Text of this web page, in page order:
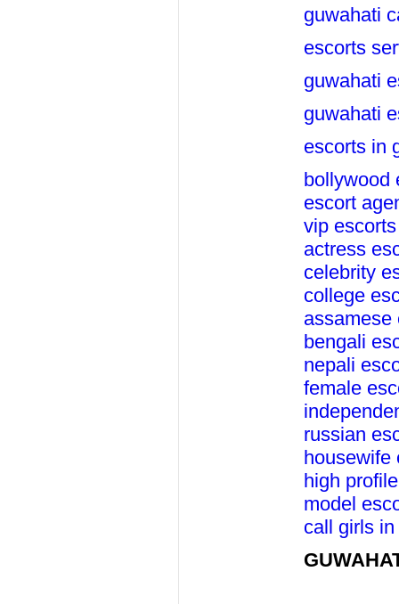
guwahati
escorts
guwahati
guwahati
escorts in
bollywood
escort
vip
actress
celebrity
college
assamese
bengali
nepali
female
russian
housewife
high
model
call girls